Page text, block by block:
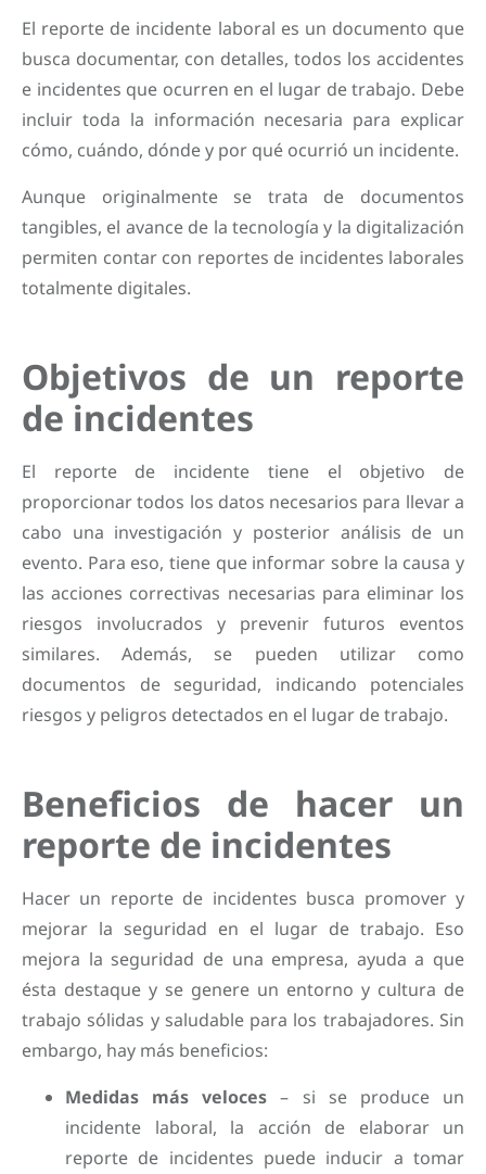
El reporte de incidente laboral es un documento que
busca documentar, con detalles, todos los accidentes
e incidentes que ocurren en el lugar de trabajo. Debe
incluir toda la información necesaria para explicar
cómo, cuándo, dónde y por qué ocurrió un incidente.
Aunque originalmente se trata de documentos
tangibles, el avance de la tecnología y la digitalización
permiten contar con reportes de incidentes laborales
totalmente digitales.
Objetivos de un reporte
de incidentes
El reporte de incidente tiene el objetivo de
proporcionar todos los datos necesarios para llevar a
cabo una investigación y posterior análisis de un
evento. Para eso, tiene que informar sobre la causa y
las acciones correctivas necesarias para eliminar los
riesgos involucrados y prevenir futuros eventos
similares. Además, se pueden utilizar como
documentos de seguridad, indicando potenciales
riesgos y peligros detectados en el lugar de trabajo.
Beneficios de hacer un
reporte de incidentes
Hacer un reporte de incidentes busca promover y
mejorar la seguridad en el lugar de trabajo. Eso
mejora la seguridad de una empresa, ayuda a que
ésta destaque y se genere un entorno y cultura de
trabajo sólidas y saludable para los trabajadores. Sin
embargo, hay más beneficios:
Medidas más veloces – si se produce un
incidente laboral, la acción de elaborar un
reporte de incidentes puede inducir a tomar